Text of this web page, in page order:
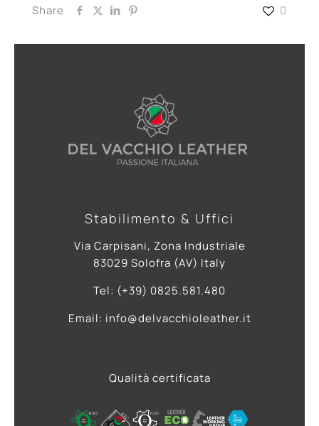
Share 0
Stabilimento & Uffici
Via Carpisani, Zona Industriale
83029 Solofra (AV) Italy
Tel: (+39) 0825.581.480
Email: info@delvacchioleather.it
Qualità certificata